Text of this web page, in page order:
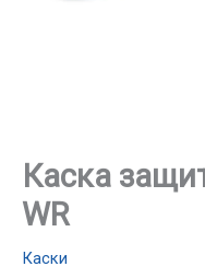
Каска
WR
Каски